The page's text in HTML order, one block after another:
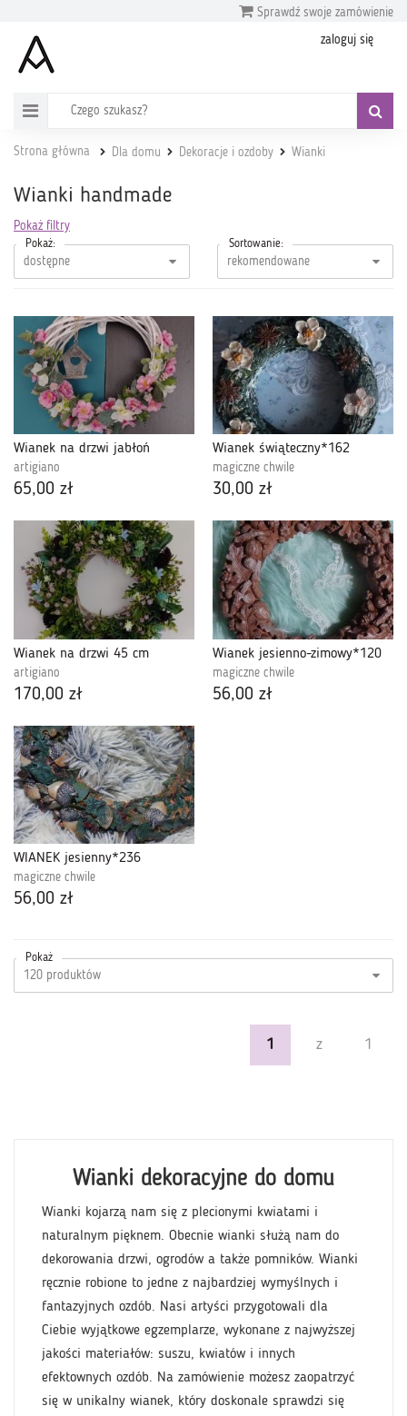
Sprawdź swoje zamówienie
zaloguj się
Strona główna Dla domu Dekoracje i ozdoby Wianki
Wianki handmade
Pokaż filtry
Pokaż: Sortowanie:
Wianek na drzwi jabłoń
artigiano
65,00 zł
Wianek świąteczny*162
magiczne chwile
30,00 zł
Wianek na drzwi 45 cm
artigiano
170,00 zł
Wianek jesienno-zimowy*120
magiczne chwile
56,00 zł
WIANEK jesienny*236
magiczne chwile
56,00 zł
Pokaż
1 z 1
Wianki dekoracyjne do domu
Wianki kojarzą nam się z plecionymi kwiatami i
naturalnym pięknem. Obecnie wianki służą nam do
dekorowania drzwi, ogrodów a także pomników. Wianki
ręcznie robione to jedne z najbardziej wymyślnych i
fantazyjnych ozdób. Nasi artyści przygotowali dla
Ciebie wyjątkowe egzemplarze, wykonane z najwyższej
jakości materiałów: suszu, kwiatów i innych
efektownych ozdób. Na zamówienie możesz zaopatrzyć
się w unikalny wianek, który doskonale sprawdzi się